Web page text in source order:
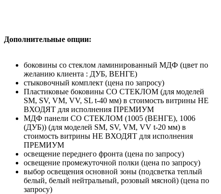
Дополнительные опции:
боковины со стеклом ламинированный МДФ (цвет по
желанию клиента : ДУБ, ВЕНГЕ)
стыковочный комплект (цена по запросу)
Пластиковые боковины СО СТЕКЛОМ (для моделей
SM, SV, VM, VV, SL t-40 мм) в стоимость витрины НЕ
ВХОДЯТ для исполнения ПРЕМИУМ
МДФ панели СО СТЕКЛОМ (1005 (ВЕНГЕ), 1006
(ДУБ)) (для моделей SM, SV, VM, VV t-20 мм) в
стоимость витрины НЕ ВХОДЯТ для исполнения
ПРЕМИУМ
освещение переднего фронта (цена по запросу)
освещение промежуточной полки (цена по запросу)
выбор освещения основной зоны (подсветка теплый
белый, белый нейтральный, розовый мясной) (цена по
запросу)